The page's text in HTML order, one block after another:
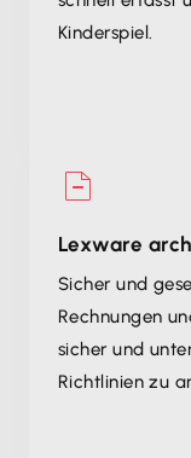
Kinderspiel.
Lexware
Sicher und
Rechnungen
sicher und
Richtlinien zu